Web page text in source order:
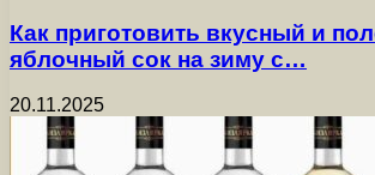
Как приготовить вкусный и
яблочный сок на зиму с…
20.11.2025